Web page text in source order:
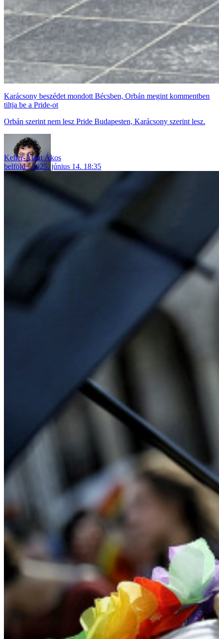
Karácsony beszédet mondott Bécsben, Orbán megint kommentben
tiltja be a Pride-ot
Orbán szerint nem lesz Pride Budapesten, Karácsony szerint lesz.
Keller-Alánt Ákos
belföld
2025. június 14. 18:35